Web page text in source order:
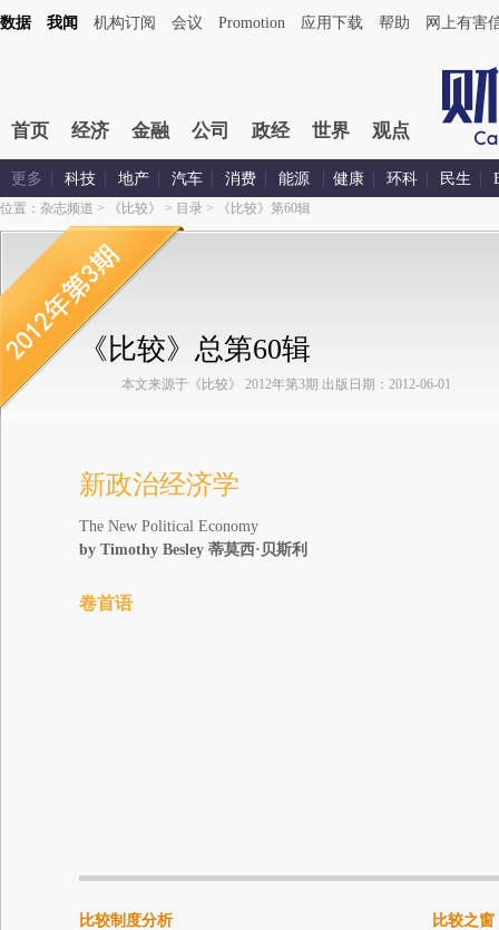
数据 我闻 机构订阅 会议 Promotion 应用下载 帮助 网上有害
首页 经济 金融 公司 政经 世界 观点
更多 科技 地产 汽车 消费 能源 健康 环科 民生
位置： 杂志频道 > 《比较》 > 目录 > 《比较》第60辑
《比较》总第60辑
本文来源于《比较》 2012年第3期 出版日期：2012-06-01
新政治经济学
The New Political Economy
by Timothy Besley 蒂莫西·贝斯利
卷首语
比较制度分析 比较之窗